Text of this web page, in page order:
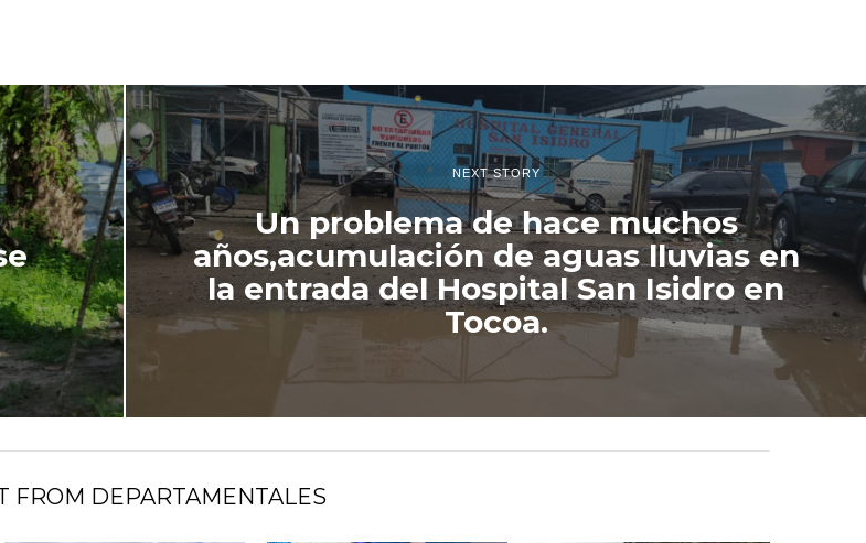
NEXT STORY
Un problema de hace muchos
años,acumulación de aguas lluvias en
la entrada del Hospital San Isidro en
Tocoa.
FROM DEPARTAMENTALES